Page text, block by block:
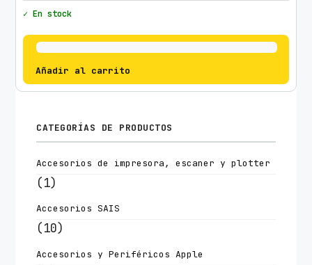
✓ En stock
Añadir al carrito
CATEGORÍAS DE PRODUCTOS
Accesorios de impresora, escaner y plotter
(1)
Accesorios SAIS
(10)
Accesorios y Periféricos Apple